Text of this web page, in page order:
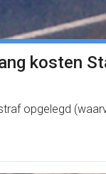
kosten
opgelegd